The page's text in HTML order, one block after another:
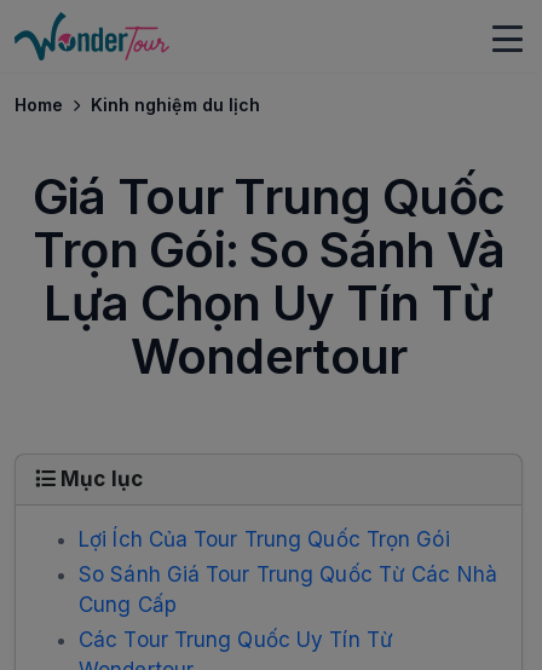
Home Kinh nghiệm du lịch
Giá Tour Trung Quốc
Trọn Gói: So Sánh Và
Lựa Chọn Uy Tín Từ
Wondertour
Mục lục
Lợi Ích Của Tour Trung Quốc Trọn Gói
So Sánh Giá Tour Trung Quốc Từ Các Nhà
Cung Cấp
Các Tour Trung Quốc Uy Tín Từ